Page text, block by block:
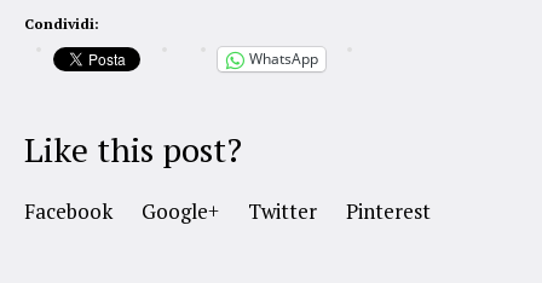
Condividi:
WhatsApp
Like this post?
Facebook Google+ Twitter Pinterest